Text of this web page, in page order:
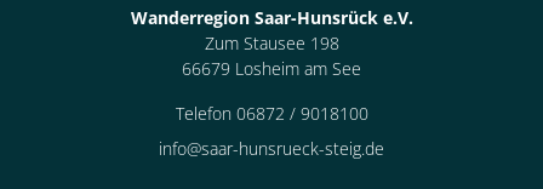
Wanderregion Saar-Hunsrück e.V.
Zum Stausee 198
66679 Losheim am See
Telefon 06872 / 9018100
info@saar-hunsrueck-steig.de